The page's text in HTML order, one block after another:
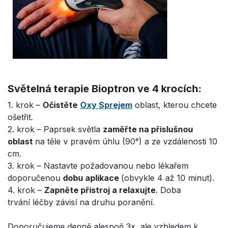
Světelná terapie Bioptron ve 4 krocích:
1. krok – Očistěte Oxy Sprejem oblast, kterou chcete
ošetřit.
2. krok – Paprsek světla zaměřte na příslušnou
oblast na těle v pravém úhlu (90°) a ze vzdálenosti 10
cm.
3. krok – Nastavte požadovanou nebo lékařem
doporučenou dobu aplikace (obvykle 4 až 10 minut).
4. krok – Zapněte přístroj a relaxujte. Doba
trvání léčby závisí na druhu poranění.